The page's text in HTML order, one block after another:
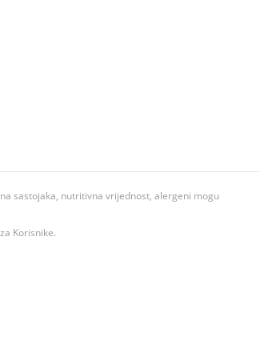
sastojaka, nutritivna vrijednost, alergeni mogu
Korisnike.